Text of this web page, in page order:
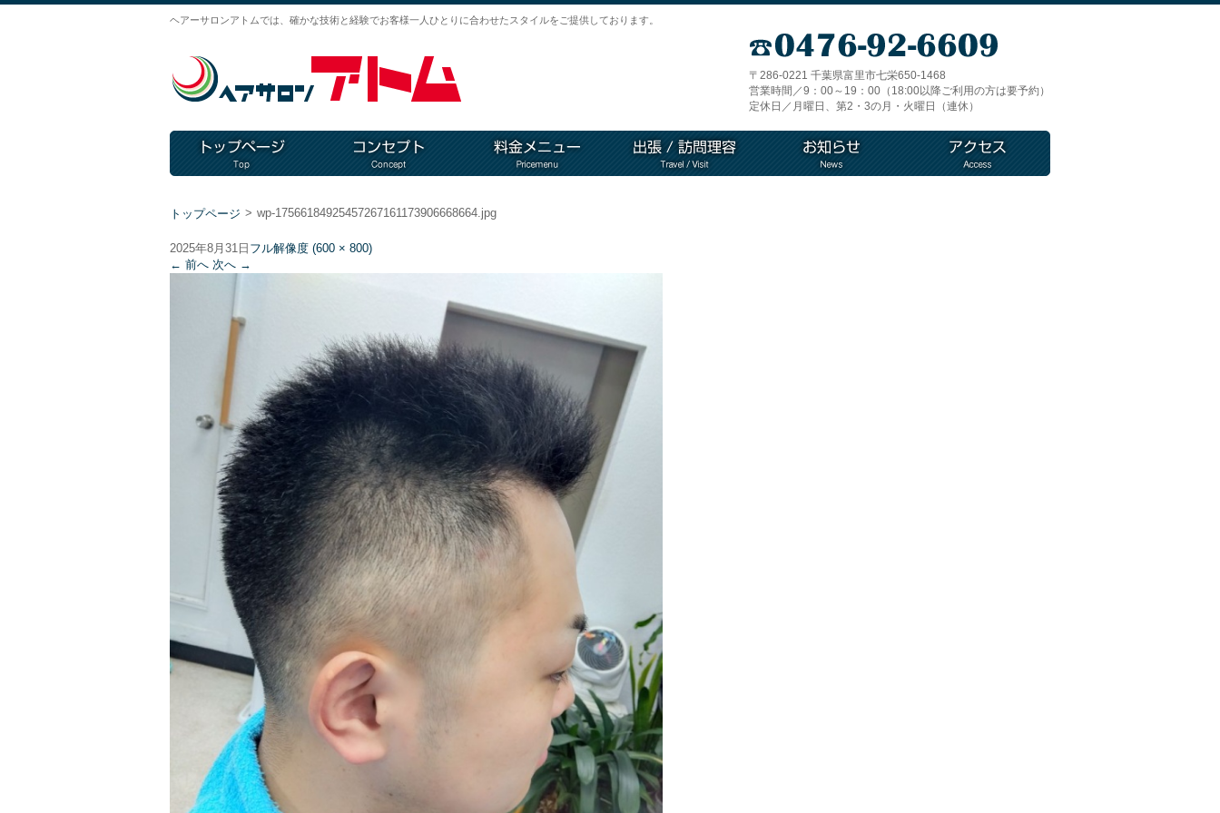
ヘアーサロンアトムでは、確かな技術と経験でお客様一人ひとりに合わせたスタイルをご提供しております。
〒286-0221 千葉県富里市七栄650-1468
営業時間／9：00～19：00（18:00以降ご利用の方は要予約）
定休日／月曜日、第2・3の月・火曜日（連休）
トップページ > wp-17566184925457267161173906668664.jpg
2025年8月31日 フル解像度 (600 × 800)
← 前へ 次へ →